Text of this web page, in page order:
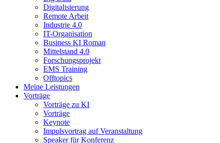
Digitalisierung
Remote Arbeit
Industrie 4.0
IT-Organisation
Business KI Roman
Mittelstand 4.0
Forschungsprojekt
EMS Training
Offtopics
Meine Leistungen
Vorträge
Vorträge zu KI
Vorträge
Keynote
Impulsvortrag auf Veranstaltung
Speaker für Konferenz